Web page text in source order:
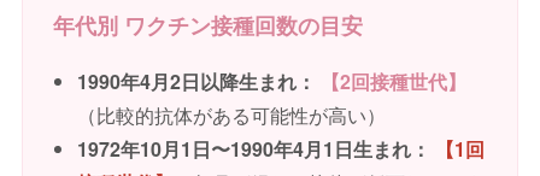
年代別 ワクチン接種回数の目安
1990年4月2日以降生まれ：
【2回接種世代】
（比較的抗体がある可能性が高い）
1972年10月1日〜1990年4月1日生まれ：
【1回